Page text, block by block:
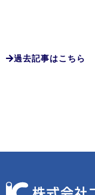
過去記事はこちら